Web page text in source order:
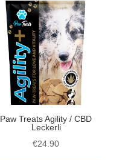
Paw Treats Agility / CBD
Leckerli
€24.90